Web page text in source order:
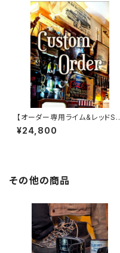
【オーダー専用ライム&レッドSS
W
¥24,800
その他の商品